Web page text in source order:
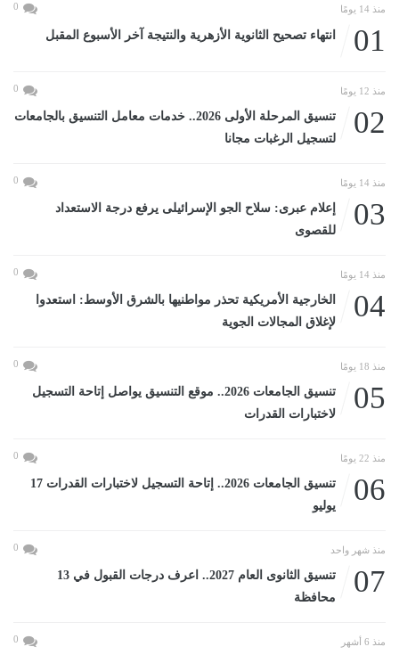
منذ 14 يومًا 0
01 انتهاء تصحيح الثانوية الأزهرية والنتيجة آخر الأسبوع المقبل
منذ 12 يومًا 0
02
تنسيق المرحلة الأولى 2026.. خدمات معامل التنسيق بالجامعات
لتسجيل الرغبات مجانا
منذ 14 يومًا 0
03
إعلام عبرى: سلاح الجو الإسرائيلى يرفع درجة الاستعداد
للقصوى
منذ 14 يومًا 0
04
الخارجية الأمريكية تحذر مواطنيها بالشرق الأوسط: استعدوا
لإغلاق المجالات الجوية
منذ 18 يومًا 0
05
تنسيق الجامعات 2026.. موقع التنسيق يواصل إتاحة التسجيل
لاختبارات القدرات
منذ 22 يومًا 0
06
تنسيق الجامعات 2026.. إتاحة التسجيل لاختبارات القدرات 17
يوليو
منذ شهر واحد 0
07
تنسيق الثانوى العام 2027.. اعرف درجات القبول في 13
محافظة
منذ 6 أشهر 0